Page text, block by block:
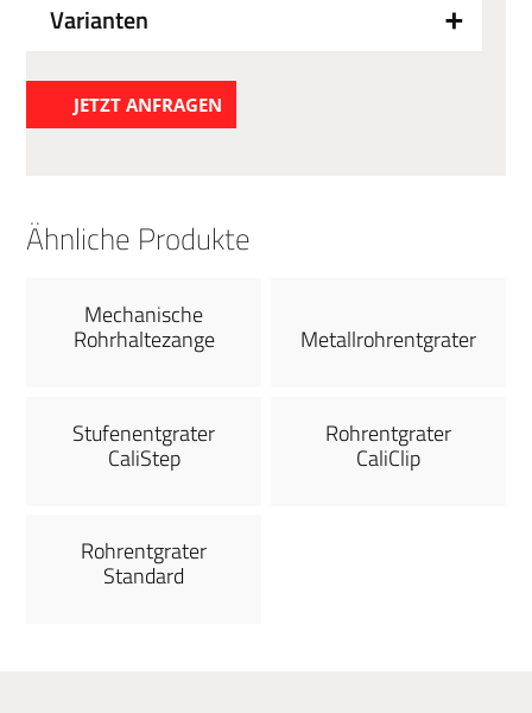
Varianten
JETZT ANFRAGEN
Ähnliche Produkte
Mechanische
Rohrhaltezange Metallrohrentgrater
Stufenentgrater
CaliStep
Rohrentgrater
CaliClip
Rohrentgrater
Standard